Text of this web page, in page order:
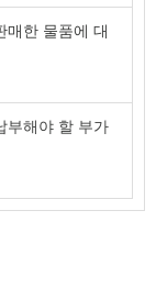
매한 물품에 대
부해야 할 부가